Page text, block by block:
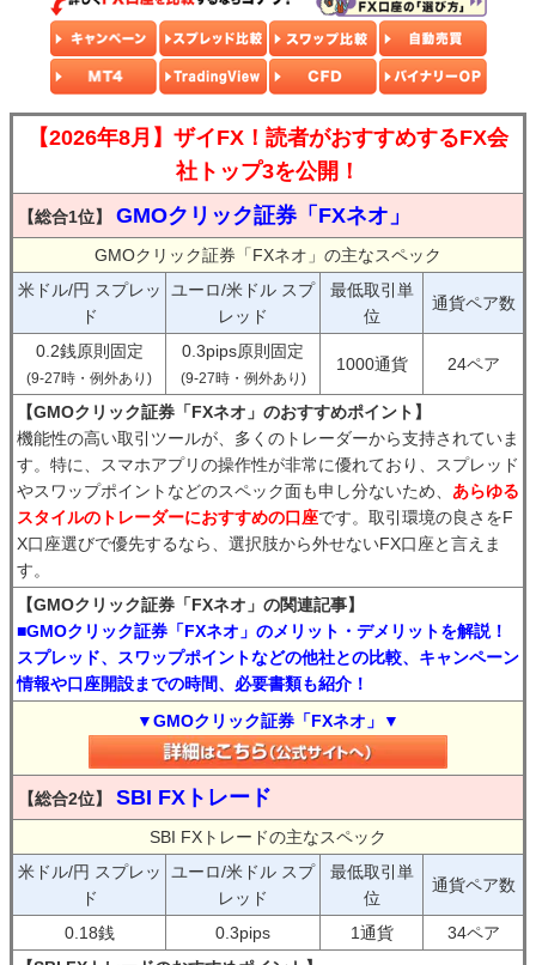
【2026年8月】ザイFX！読者がおすすめするFX会
社トップ3を公開！
【総合1位】 GMOクリック証券「FXネオ」
GMOクリック証券「FXネオ」の主なスペック
米ドル/円 スプレッ
ド
ユーロ/米ドル スプ
レッド
最低取引単
位
通貨ペア数
0.2銭原則固定
(9-27時・例外あり)
0.3pips原則固定
(9-27時・例外あり)
1000通貨 24ペア
【GMOクリック証券「FXネオ」のおすすめポイント】
機能性の高い取引ツールが、多くのトレーダーから支持されていま
す。特に、スマホアプリの操作性が非常に優れており、スプレッド
やスワップポイントなどのスペック面も申し分ないため、 あらゆる
スタイルのトレーダーにおすすめの口座です。取引環境の良さをF
X口座選びで優先するなら、選択肢から外せないFX口座と言えま
す。
【GMOクリック証券「FXネオ」の関連記事】
■GMOクリック証券「FXネオ」のメリット・デメリットを解説！
スプレッド、スワップポイントなどの他社との比較、キャンペーン
情報や口座開設までの時間、必要書類も紹介！
▼GMOクリック証券「FXネオ」▼
【総合2位】 SBI FXトレード
SBI FXトレードの主なスペック
米ドル/円 スプレッ
ド
ユーロ/米ドル スプ
レッド
最低取引単
位
通貨ペア数
0.18銭 0.3pips 1通貨
34ペア